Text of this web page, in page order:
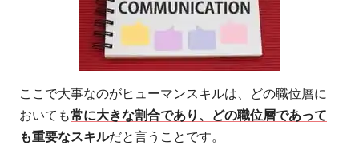
ここで大事なのがヒューマンスキルは、どの職位層に
おいても常に大きな割合であり、どの職位層であって
も重要なスキルだと言うことです。